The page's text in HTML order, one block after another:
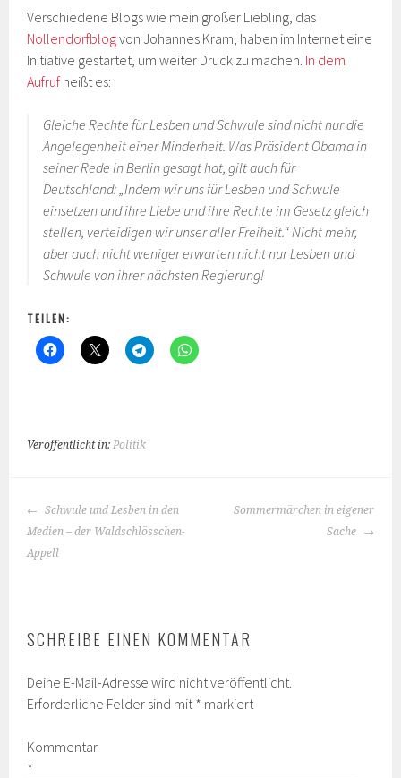
Verschiedene Blogs wie mein großer Liebling, das
Nollendorfblogvon Johannes Kram, haben im Internet eine
Initiative gestartet, um weiter Druck zu machen. In dem
Aufruf heißt es:
Gleiche Rechte für Lesben und Schwule sind nicht nur die
Angelegenheit einer Minderheit. Was Präsident Obama in
seiner Rede in Berlin gesagt hat, gilt auch für
Deutschland: „Indem wir uns für Lesben und Schwule
einsetzen und ihre Liebe und ihre Rechte im Gesetz gleich
stellen, verteidigen wir unser aller Freiheit.“ Nicht mehr,
aber auch nicht weniger erwarten nicht nur Lesben und
Schwule von ihrer nächsten Regierung!
TEILEN:
Veröffentlicht in:Politik
BEITRAGS-
NAVIGATION
Schwule und Lesben in den
Medien – der Waldschlösschen-
Appell
Sommermärchen in eigener
Sache
SCHREIBE EINEN KOMMENTAR
Deine E-Mail-Adresse wird nicht veröffentlicht.
Erforderliche Felder sind mit * markiert
Kommentar
*